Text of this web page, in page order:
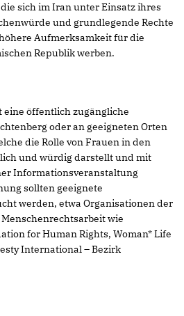
sich im Iran unter Einsatz ihres
und grundlegende Rechte
Aufmerksamkeit für die
Republik werben.
eine öffentlich zugängliche
oder an geeigneten Orten
die Rolle von Frauen in den
und würdig darstellt und mit
Informationsveranstaltung
sollten geeignete
werden, etwa Organisationen der
wie
for Human Rights, Woman* Life
International – Bezirk